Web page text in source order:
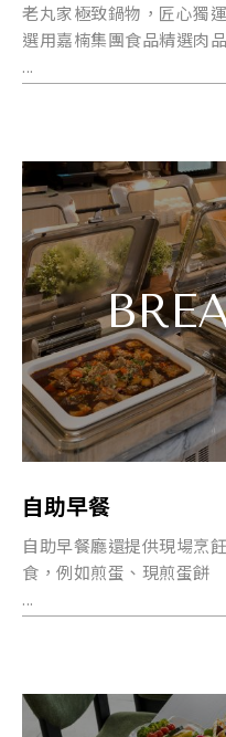
老丸家極致鍋物，匠心獨運
選用嘉楠集團食品精選肉
...
自助早餐
自助早餐廳還提供現場烹
食，例如煎蛋、現煎蛋餅
...